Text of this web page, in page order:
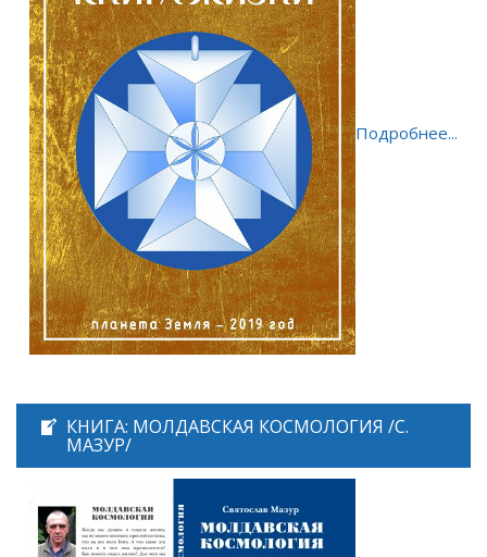
Подробнее...
КНИГА: МОЛДАВСКАЯ КОСМОЛОГИЯ /С.
МАЗУР/